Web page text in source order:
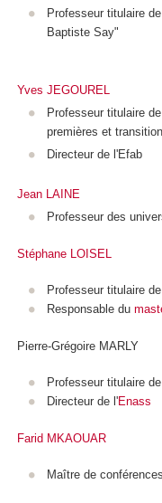
Professeur titulaire
Baptiste Say"
Yves JEGOUREL
Professeur titulaire
premières et
Directeur de l'Efab
Jean LAINE
Professeur des
Stéphane LOISEL
Professeur titulaire
Responsable du
Pierre-Grégoire MARLY
Professeur titulaire
Directeur de l'Enass
Farid MKAOUAR
Maître de